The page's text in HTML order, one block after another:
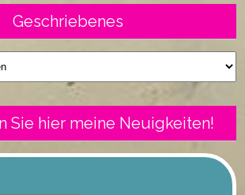
Geschriebenes
Sie hier meine Neuigkeiten!